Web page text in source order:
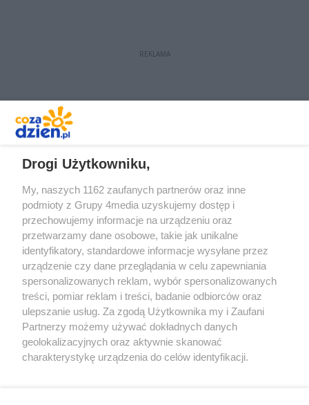
REKLAMA
Redakcja Reklama Prywatność
Praca Łódź
the:protocol
Drogi Użytkowniku,
My, naszych 1162 zaufanych partnerów oraz inne
podmioty z Grupy 4media uzyskujemy dostęp i
przechowujemy informacje na urządzeniu oraz
przetwarzamy dane osobowe, takie jak unikalne
identyfikatory, standardowe informacje wysyłane przez
urządzenie czy dane przeglądania w celu zapewniania
spersonalizowanych reklam, wybór spersonalizowanych
treści, pomiar reklam i treści, badanie odbiorców oraz
ulepszanie usług. Za zgodą Użytkownika my i Zaufani
Partnerzy możemy używać dokładnych danych
geolokalizacyjnych oraz aktywnie skanować
charakterystykę urządzenia do celów identyfikacji.